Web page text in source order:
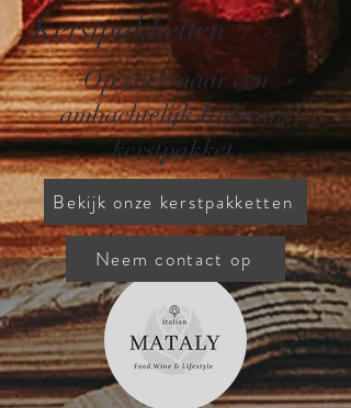
Kerstpakketten
Op zoek naar een
ambachtelijk Italiaans
kerstpakket
Bekijk onze kerstpakketten
Neem contact op